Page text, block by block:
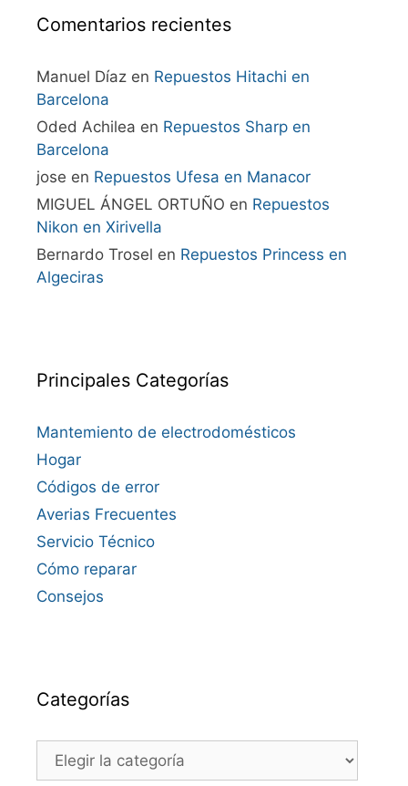
Comentarios recientes
Manuel Díaz en Repuestos Hitachi en
Barcelona
Oded Achilea en Repuestos Sharp en
Barcelona
jose en Repuestos Ufesa en Manacor
MIGUEL ÁNGEL ORTUÑO en Repuestos
Nikon en Xirivella
Bernardo Trosel en Repuestos Princess en
Algeciras
Principales Categorías
Mantemiento de electrodomésticos
Hogar
Códigos de error
Averias Frecuentes
Servicio Técnico
Cómo reparar
Consejos
Categorías
Categorías